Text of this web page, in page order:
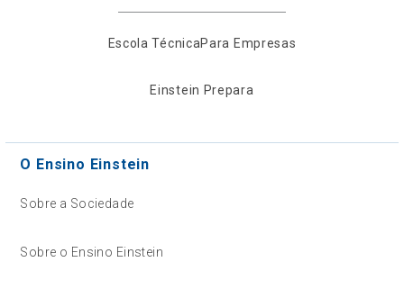
Escola TécnicaPara Empresas
Einstein Prepara
O Ensino Einstein
Sobre a Sociedade
Sobre o Ensino Einstein